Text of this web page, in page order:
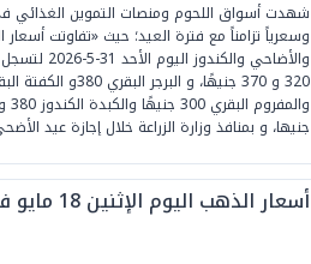
شهدت أسواق اللحوم ومنصات التموين الغذائي في
وسعرياً تزامناً مع فترة العيد؛ حيث «تفاوتت أسعار
والأضاحي
جنيها، و بمنافذ وزارة الزراعة خلال إجازة عيد
أسعار الذهب اليوم الإثنين 18 مايو في مصر